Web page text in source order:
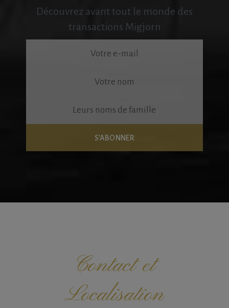
Découvrez avant tout le monde des
transactions Migjorn
Contact et
Localisation